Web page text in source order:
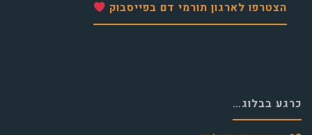
הצטרפו לארגון תורמי דם בפייסבוק
כרגע בבלוג…